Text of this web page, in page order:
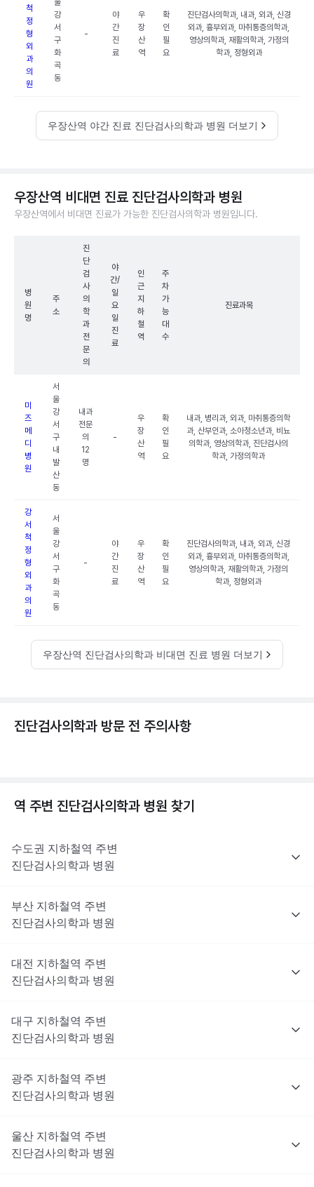
척
정
형
외
과
의
원
울
강
서
구
화
곡
동
-
야
간
진
료
우
장
산
역
확
인
필
요
진단검사의학과, 내과, 외과, 신경
외과, 흉부외과, 마취통증의학과,
영상의학과, 재활의학과, 가정의
학과, 정형외과
우장산역 야간 진료 진단검사의학과 병원 더보기
우장산역 비대면 진료 진단검사의학과 병원
우장산역에서 비대면 진료가 가능한 진단검사의학과 병원입니다.
병
원
명
주
소
진
단
검
사
의
학
과
전
문
의
야
간/
일
요
일
진
료
인
근
지
하
철
역
주
차
가
능
대
수
진료과목
미
즈
메
디
병
원
서
울
강
서
구
내
발
산
동
내과
전문
의
12
명
-
우
장
산
역
확
인
필
요
내과, 병리과, 외과, 마취통증의학
과, 산부인과, 소아청소년과, 비뇨
의학과, 영상의학과, 진단검사의
학과, 가정의학과
강
서
척
정
형
외
과
의
원
서
울
강
서
구
화
곡
동
-
야
간
진
료
우
장
산
역
확
인
필
요
진단검사의학과, 내과, 외과, 신경
외과, 흉부외과, 마취통증의학과,
영상의학과, 재활의학과, 가정의
학과, 정형외과
우장산역 진단검사의학과 비대면 진료 병원 더보기
진단검사의학과 방문 전 주의사항
역 주변 진단검사의학과 병원 찾기
수도권 지하철역 주변
진단검사의학과 병원
부산 지하철역 주변
진단검사의학과 병원
대전 지하철역 주변
진단검사의학과 병원
대구 지하철역 주변
진단검사의학과 병원
광주 지하철역 주변
진단검사의학과 병원
울산 지하철역 주변
진단검사의학과 병원